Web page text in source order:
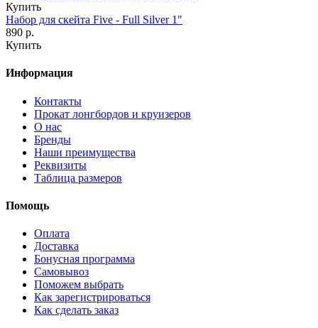
Купить
Набор для скейта Five - Full Silver 1"
890 р.
Купить
Информация
Контакты
Прокат лонгбордов и круизеров
О нас
Бренды
Наши преимущества
Реквизиты
Таблица размеров
Помощь
Оплата
Доставка
Бонусная программа
Самовывоз
Поможем выбрать
Как зарегистрироваться
Как сделать заказ